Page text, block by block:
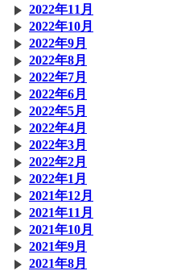
2022年11月
2022年10月
2022年9月
2022年8月
2022年7月
2022年6月
2022年5月
2022年4月
2022年3月
2022年2月
2022年1月
2021年12月
2021年11月
2021年10月
2021年9月
2021年8月